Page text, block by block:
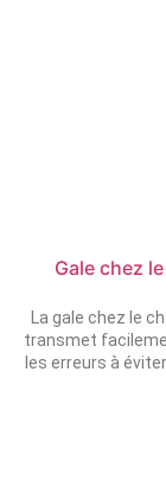
Gale chez
La gale chez le
transmet
les erreurs à